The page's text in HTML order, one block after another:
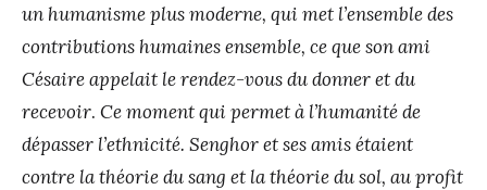
un humanisme plus moderne, qui met l’ensemble des
contributions humaines ensemble, ce que son ami
Césaire appelait lerendez-vous du donner et du
recevoir. Ce moment qui permet à l’humanité de
dépasser l’ethnicité. Senghor et ses amis étaient
contre la théorie du sang et la théorie du sol, au profit